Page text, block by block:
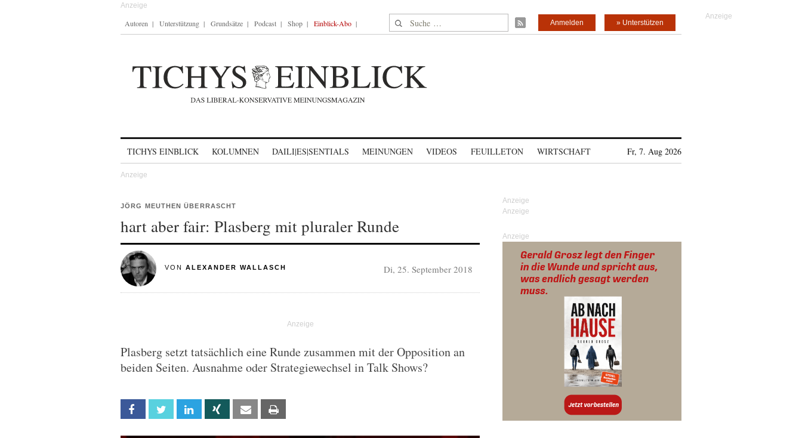
Autoren Unterstützung Grundsätze Podcast Shop Einblick-Abo Suche nach: » Unterstützen
Anmelden
TICHYS EINBLICK KOLUMNEN DAILI|ES|SENTIALS MEINUNGEN VIDEOS FEUILLETON WIRTSCHAFT Fr, 7. Aug 2026
JÖRG MEUTHEN ÜBERRASCHT
hart aber fair: Plasberg mit pluraler Runde
VON ALEXANDER WALLASCH Di, 25. September 2018
Plasberg setzt tatsächlich eine Runde zusammen mit der Opposition an
beiden Seiten. Ausnahme oder Strategiewechsel in Talk Shows?
Facebook Twitter Linkedin Xing Email
Anzeige